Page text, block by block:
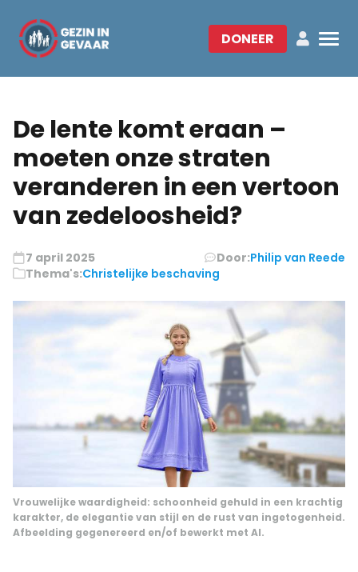
DONEER
De lente komt eraan –
moeten onze straten
veranderen in een vertoon
van zedeloosheid?
7 april 2025 Door:Philip van Reede
Thema's:Christelijke beschaving
Vrouwelijke waardigheid: schoonheid gehuld in een krachtig
karakter, de elegantie van stijl en de rust van ingetogenheid.
Afbeelding gegenereerd en/of bewerkt met AI.